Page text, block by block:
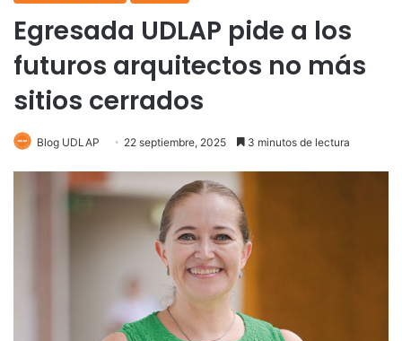
Egresada UDLAP pide a los
futuros arquitectos no más
sitios cerrados
Blog UDLAP 22 septiembre, 2025 3 minutos de lectura